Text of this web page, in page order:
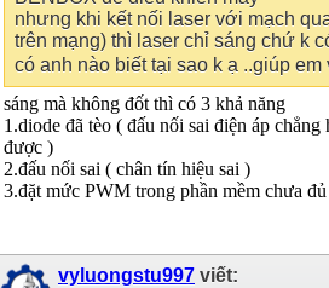
nhưng khi kết nối laser với mạch
trên mạng) thì laser chỉ sáng chứ k
có anh nào biết tại sao k ạ ..giúp em
sáng mà không đốt thì có 3 khả năng
1.diode đã tèo ( đấu nối sai điện áp
được )
2.đấu nối sai ( chân tín hiệu sai )
3.đặt mức PWM trong phần mềm chưa đủ
vyluongstu997 viết: